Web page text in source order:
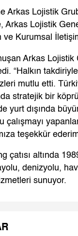
Arkas Lojistik
Arkas Lojistik
ve Kurumsal
Arkas Lojistik
“Halkın
mutlu etti.
stratejik bir
yurt dışında
çalışmayı
teşekkür
çatısı altında
denizyolu,
sunuyor.